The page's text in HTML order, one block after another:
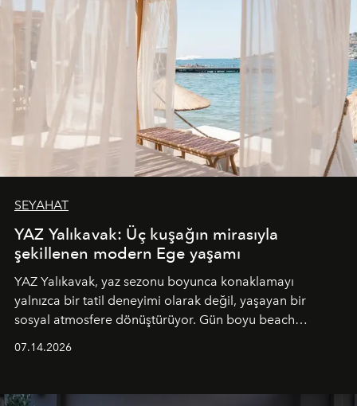
SEYAHAT
YAZ Yalıkavak: Üç kuşağın mirasıyla
şekillenen modern Ege yaşamı
YAZ Yalıkavak, yaz sezonu boyunca konaklamayı
yalnızca bir tatil deneyimi olarak değil, yaşayan bir
sosyal atmosfere dönüştürüyor. Gün boyu beach
tematik gastronomi geceleri misafirlerle buluşuyor.
07.14.2026